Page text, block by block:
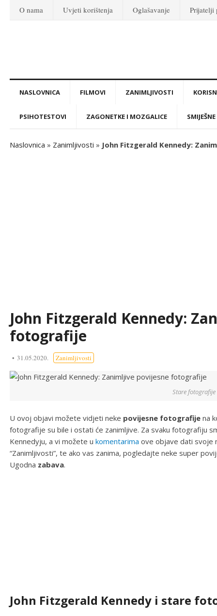
O nama Uvjeti korištenja Oglašavanje Prijatelji
NASLOVNICA FILMOVI ZANIMLJIVOSTI
PSIHOTESTOVI ZAGONETKE I MOZGALICE
Naslovnica » Zanimljivosti » John Fitzgerald Kennedy:
John Fitzgerald Kennedy:
fotografije
31.05.2020. Zanimljivosti
Stare fotografije
U ovoj objavi možete vidjeti neke povijesne fotografije na
fotografije su bile i ostati će zanimljive. Za svaku fotografiju
Kennedyju, a vi možete u komentarima ove objave dati svoje
“Zanimljivosti”, te ako vas zanima, pogledajte neke super
Ugodna zabava.
John Fitzgerald Kennedy i stare